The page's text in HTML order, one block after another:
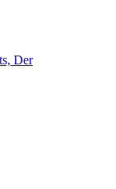
Der